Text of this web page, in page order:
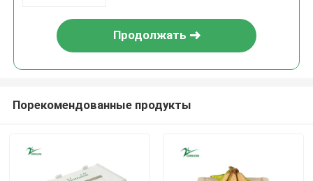
Продолжать
Порекомендованные продукты